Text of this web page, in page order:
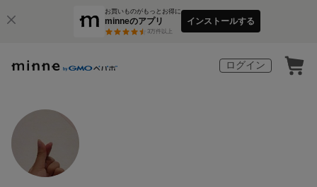
お買いものがもっとお得に
minneのアプリ
3万件以上
インストールする
ログイン